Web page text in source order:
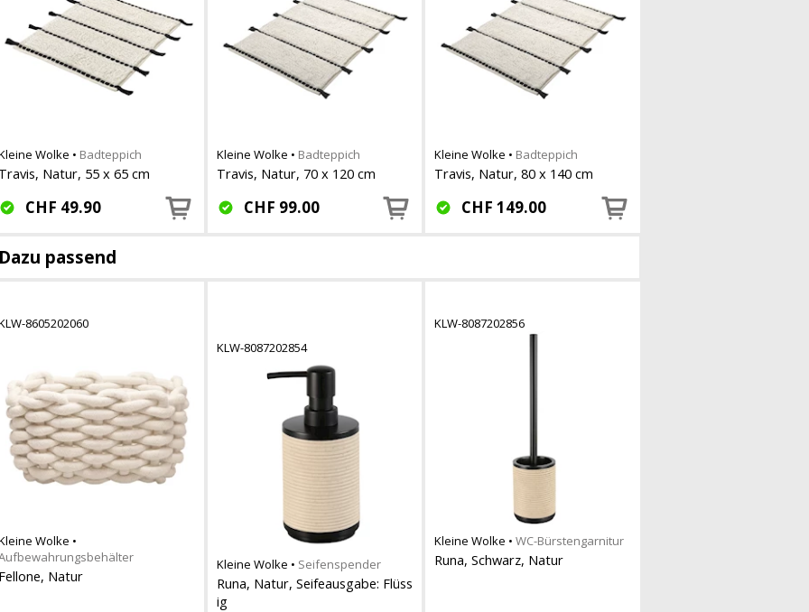
Wolke • Badteppich
Natur, 55 x 65 cm
CHF 49.90
Kleine Wolke • Badteppich
Travis, Natur, 70 x 120 cm
CHF 99.00
Kleine Wolke • Badteppich
Travis, Natur, 80 x 140 cm
CHF 149.00
passend
8605202060
Wolke •
Natur
KLW-8087202854
Kleine Wolke • Seifenspender
Runa, Natur, Seifeausgabe: Flüss
ig
KLW-8087202856
Kleine Wolke •WC-Bürstengarnitur
Runa, Schwarz, Natur